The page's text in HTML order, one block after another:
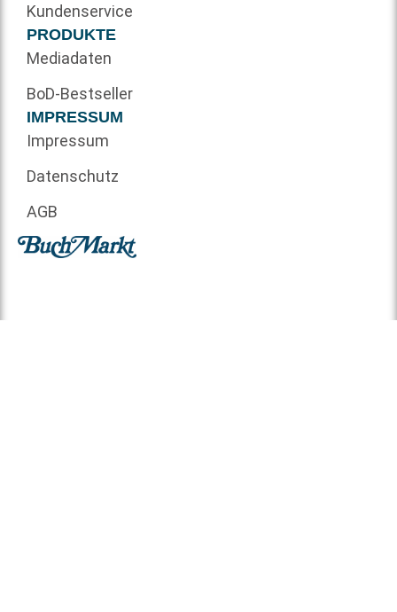
Kundenservice
PRODUKTE
Mediadaten
BoD-Bestseller
IMPRESSUM
Impressum
Datenschutz
AGB